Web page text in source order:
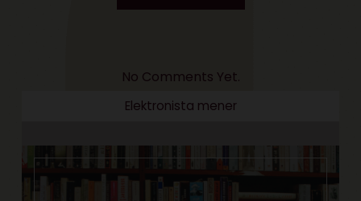
No Comments Yet.
Elektronista mener